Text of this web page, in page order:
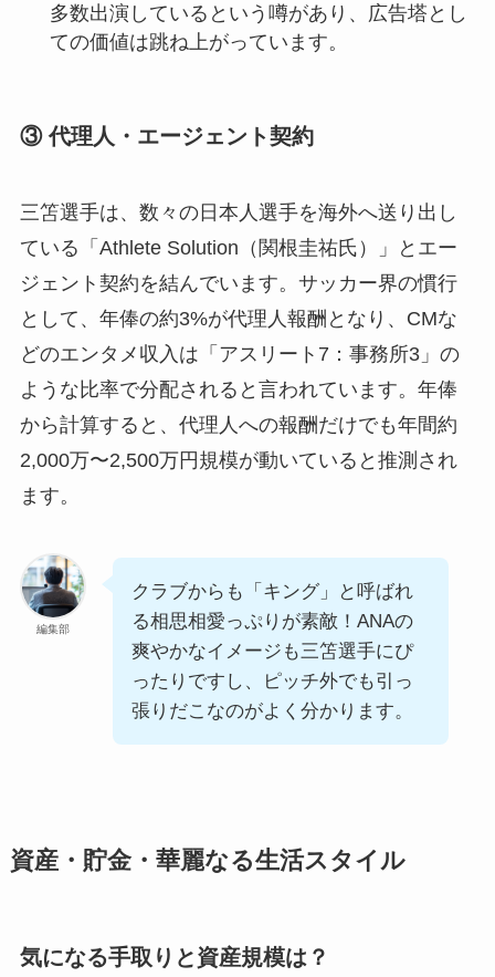
多数出演しているという噂があり、広告塔とし
ての価値は跳ね上がっています。
③ 代理人・エージェント契約
三笘選手は、数々の日本人選手を海外へ送り出し
ている「Athlete Solution（関根圭祐氏）」とエー
ジェント契約を結んでいます。サッカー界の慣行
として、年俸の約3%が代理人報酬となり、CMな
どのエンタメ収入は「アスリート7：事務所3」の
ような比率で分配されると言われています。年俸
から計算すると、代理人への報酬だけでも年間約
2,000万〜2,500万円規模が動いていると推測され
ます。
編集部
クラブからも「キング」と呼ばれ
る相思相愛っぷりが素敵！ANAの
爽やかなイメージも三笘選手にぴ
ったりですし、ピッチ外でも引っ
張りだこなのがよく分かります。
資産・貯金・華麗なる生活スタイル
気になる手取りと資産規模は？